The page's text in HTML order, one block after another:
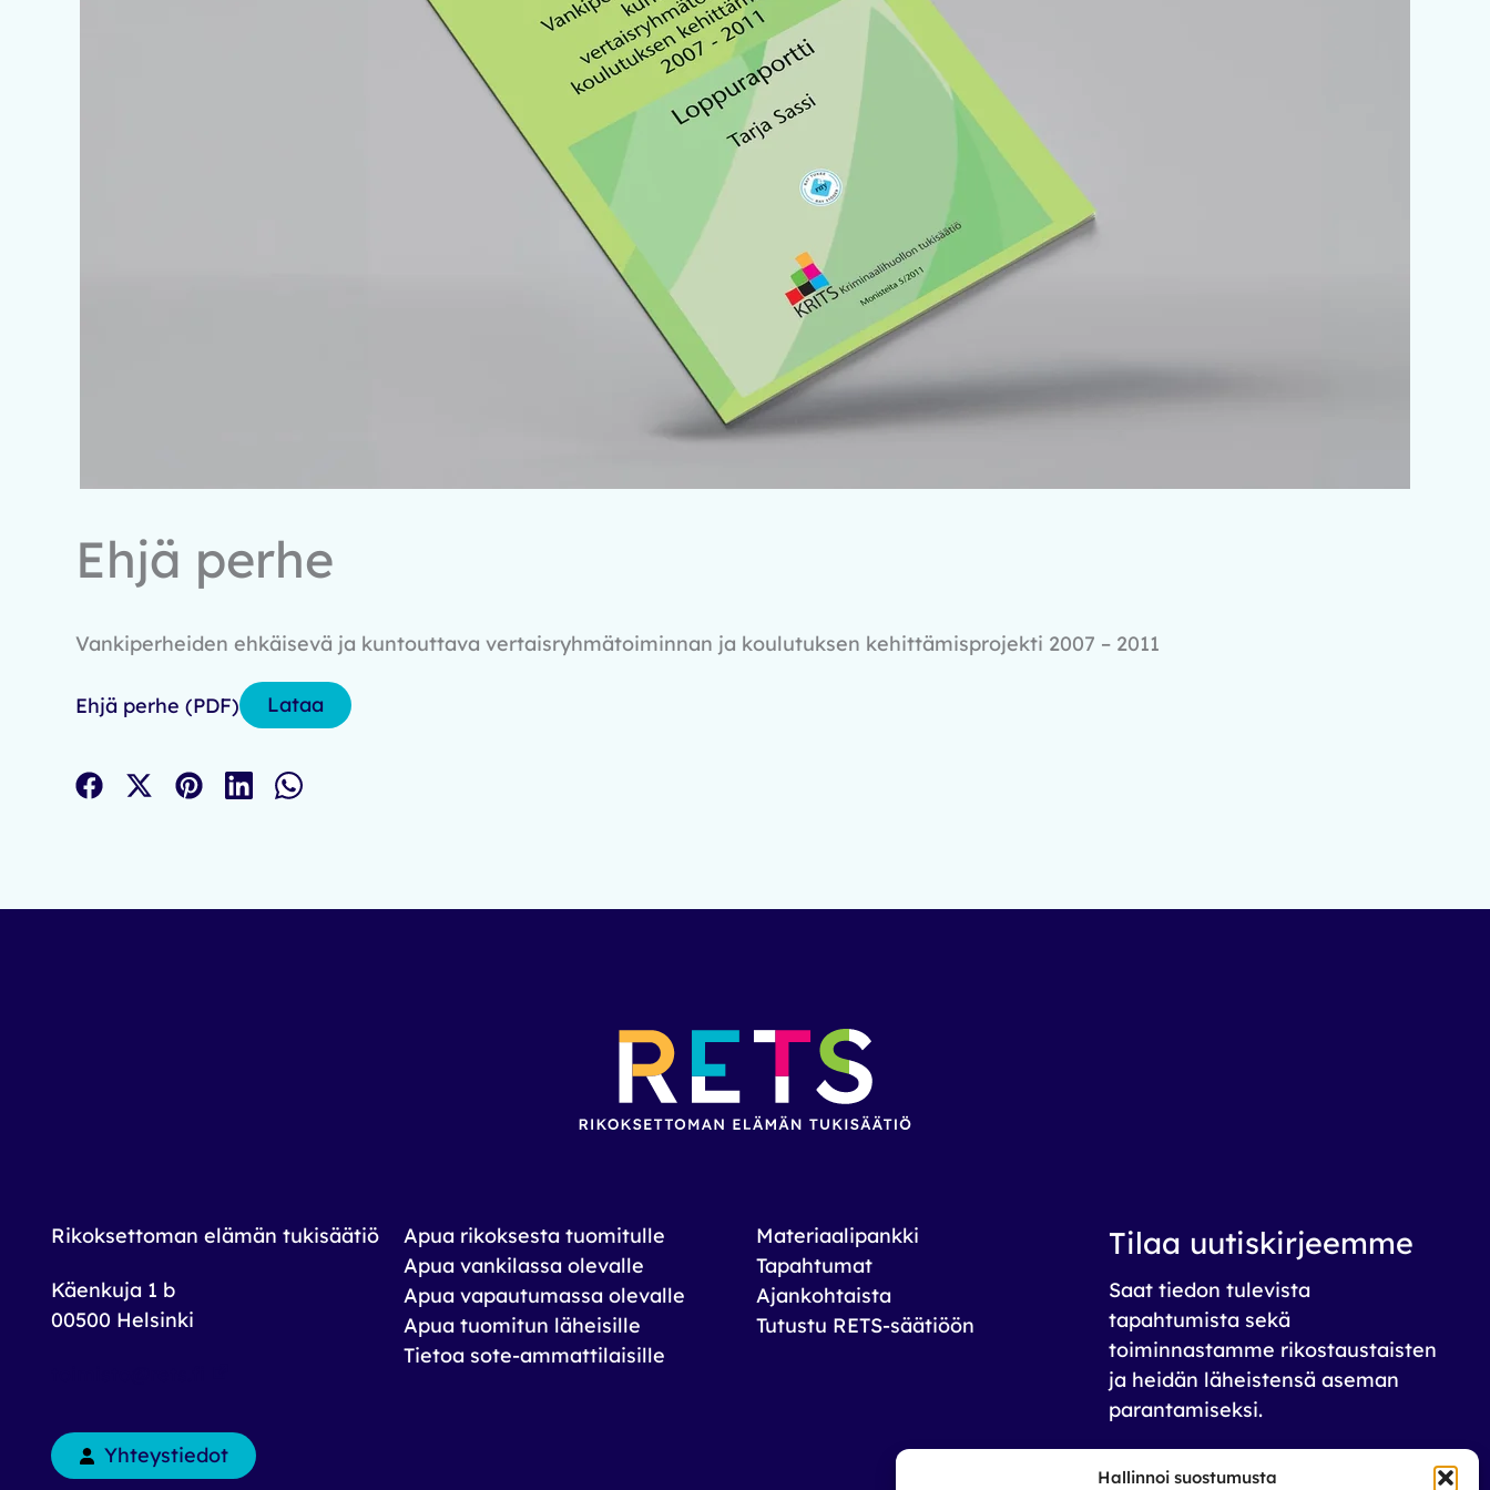
Hallinnoi suostumusta
Ehjä perhe
Vankiperheiden ehkäisevä ja kuntouttava vertaisryhmätoiminnan ja koulutuksen kehittämisprojekti 2007 – 2011
Ehjä perhe (PDF) Lataa
Rikoksettoman elämän tukisäätiö
Käenkuja 1 b
00500 Helsinki
Yhteystiedot
Apua rikoksesta tuomitulle
Apua vankilassa olevalle
Apua vapautumassa olevalle
Apua tuomitun läheisille
Tietoa sote-ammattilaisille
Materiaalipankki
Tapahtumat
Ajankohtaista
Tutustu RETS-säätiöön
Tilaa uutiskirjeemme
Saat tiedon tulevista
tapahtumista sekä
toiminnastamme rikos­taustaisten
ja heidän läheistensä aseman
parantamiseksi.
Tilaa